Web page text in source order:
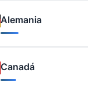
Alemania
Canadá